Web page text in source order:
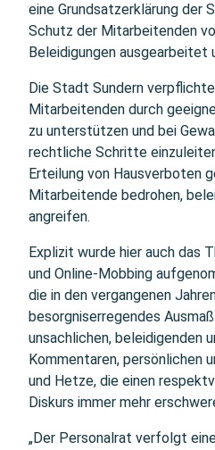
eine Grundsatzerklärung der
Schutz der Mitarbeitenden
Beleidigungen ausgearbeitet
Die Stadt Sundern
Mitarbeitenden durch
zu unterstützen und bei
rechtliche Schritte
Erteilung von Hausverboten
Mitarbeitende bedrohen,
angreifen.
Explizit wurde hier auch das
und Online-Mobbing
die in den vergangenen
besorgniserregendes
unsachlichen, beleidigenden
Kommentaren, persönlichen
und Hetze, die einen
Diskurs immer mehr
„Der Personalrat verfolgt